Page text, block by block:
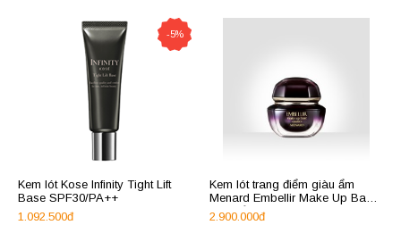
-5%
Kem lót Kose Infinity Tight Lift
Base SPF30/PA++
1.092.500đ
Kem lót trang điểm giàu ẩm
Menard Embellir Make Up Base
(giàu ẩm)
2.900.000đ